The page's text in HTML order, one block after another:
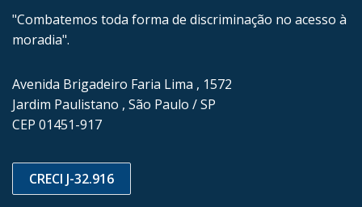
"Combatemos toda forma de discriminação no acesso à
moradia".
Avenida Brigadeiro Faria Lima , 1572
Jardim Paulistano , São Paulo / SP
CEP 01451-917
CRECI J-32.916